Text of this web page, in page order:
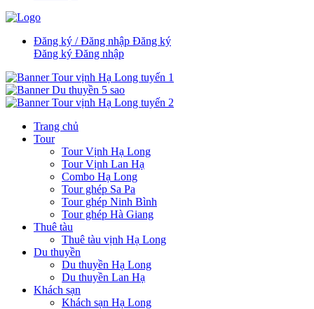
Đăng ký / Đăng nhập Đăng ký
Đăng ký Đăng nhập
Trang chủ
Tour
Tour Vịnh Hạ Long
Tour Vịnh Lan Hạ
Combo Hạ Long
Tour ghép Sa Pa
Tour ghép Ninh Bình
Tour ghép Hà Giang
Thuê tàu
Thuê tàu vịnh Hạ Long
Du thuyền
Du thuyền Hạ Long
Du thuyền Lan Hạ
Khách sạn
Khách sạn Hạ Long